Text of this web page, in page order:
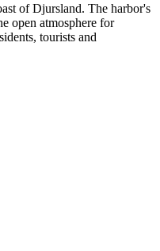
of Djursland. The harbor's
open atmosphere for
tourists and